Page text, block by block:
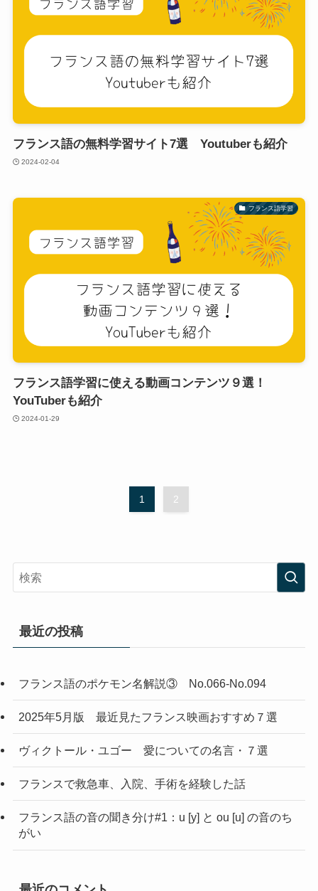
フランス語の無料学習サイト7選 Youtuberも紹介
2024-02-04
フランス語学習
フランス語学習に使える動画コンテンツ９選！
YouTuberも紹介
2024-01-29
1 2
最近の投稿
フランス語のポケモン名解説③ No.066-No.094
2025年5月版 最近見たフランス映画おすすめ７選
ヴィクトール・ユゴー 愛についての名言・７選
フランスで救急車、入院、手術を経験した話
フランス語の音の聞き分け#1：u [y] と ou [u] の音のち
がい